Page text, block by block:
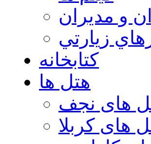
و مديران
زيارتي
کتابخانه
هتل ها
های نجف
های کربلا